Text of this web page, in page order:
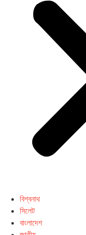
বিশ্বনাথ
সিলেট
বাংলাদেশ